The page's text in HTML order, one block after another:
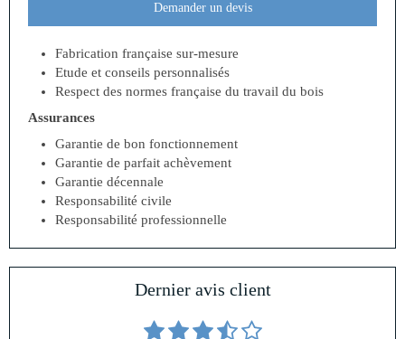
Demander un devis
Fabrication française sur-mesure
Etude et conseils personnalisés
Respect des normes française du travail du bois
Assurances
Garantie de bon fonctionnement
Garantie de parfait achèvement
Garantie décennale
Responsabilité civile
Responsabilité professionnelle
Dernier avis client